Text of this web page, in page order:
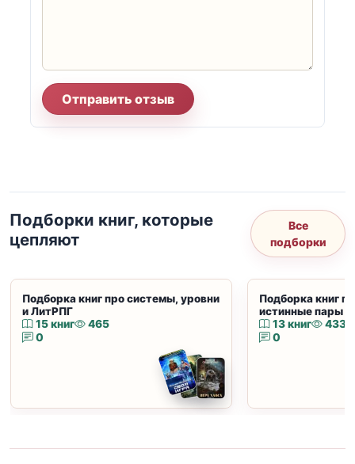
Отправить отзыв
Подборки книг, которые
цепляют
Все
подборки
Подборка книг про системы, уровни
и ЛитРПГ
15 книг
465
0
Подборка книг
истинные пары
13 книг
433
0